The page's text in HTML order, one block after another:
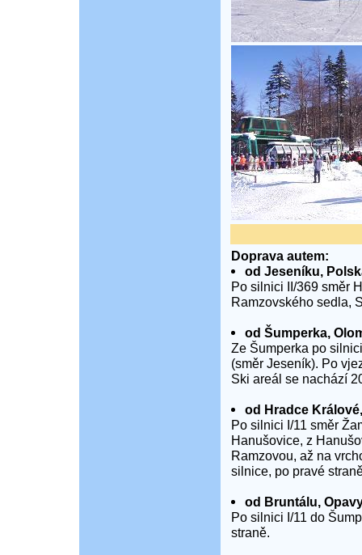
Doprava autem:
od Jeseníku,
Po silnici II/369 směr
Ramzovského sedla,
od Šumperka,
Ze Šumperka po
(směr Jeseník). Po
Ski areál se nachází
od Hradce
Po silnici I/11 směr
Hanušovice, z
Ramzovou, až na
silnice, po pravé
od Bruntálu,
Po silnici I/11 do
straně.